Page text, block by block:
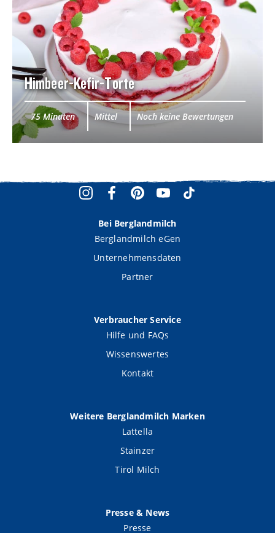
Himbeer-Kefir-Torte
75 Minuten Mittel Noch keine Bewertungen
Bei Berglandmilch
Berglandmilch eGen
Unternehmensdaten
Partner
Verbraucher Service
Hilfe und FAQs
Wissenswertes
Kontakt
Weitere Berglandmilch Marken
Lattella
Stainzer
Tirol Milch
Presse & News
Presse